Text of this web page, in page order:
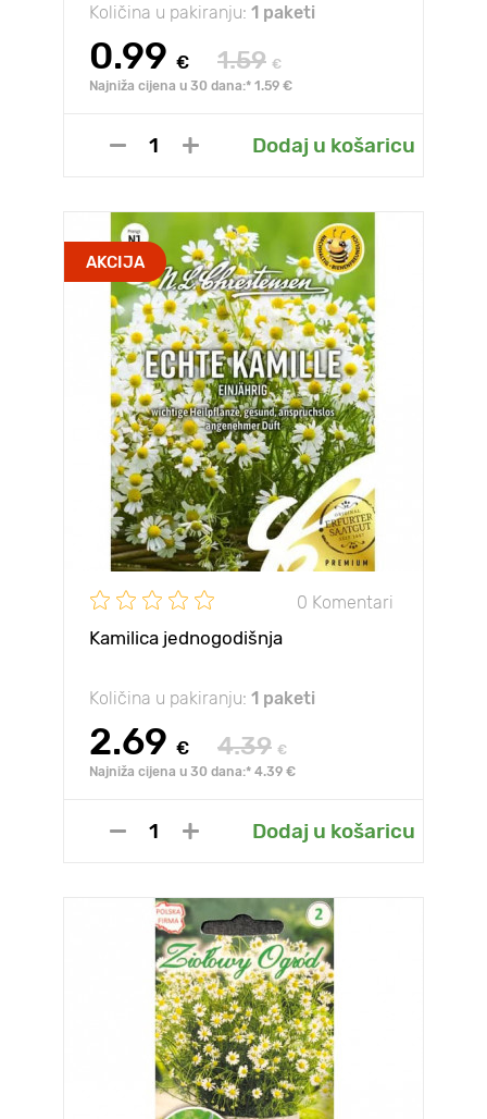
Količina u pakiranju: 1 paketi
0.99 € 1.59 €
Najniža cijena u 30 dana:* 1.59 €
Dodaj u košaricu
AKCIJA
0 Komentari
Kamilica jednogodišnja
Količina u pakiranju: 1 paketi
2.69 € 4.39 €
Najniža cijena u 30 dana:* 4.39 €
Dodaj u košaricu